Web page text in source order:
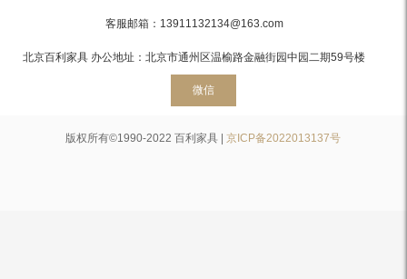
客服邮箱：13911132134@163.com
北京百利家具 办公地址：北京市通州区温榆路金融街园中园二期59号楼
微信
版权所有©1990-2022 百利家具 |京ICP备2022013137号